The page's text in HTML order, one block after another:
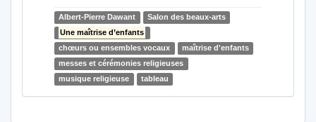
Albert-Pierre Dawant
Salon des beaux-arts
Une maîtrise d’enfants
chœurs ou ensembles vocaux
maîtrise d'enfants
messes et cérémonies religieuses
musique religieuse
tableau